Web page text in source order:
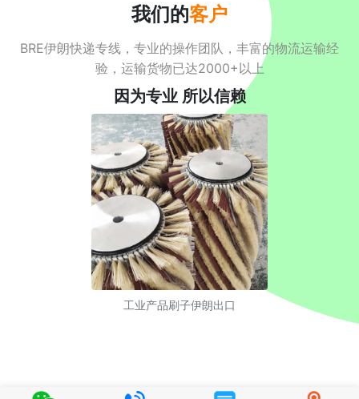
我们的客户
BRE伊朗快递专线，专业的操作团队，丰富的物流运输经
验，运输货物已达2000+以上
因为专业 所以信赖
工业产品刷子伊朗出口